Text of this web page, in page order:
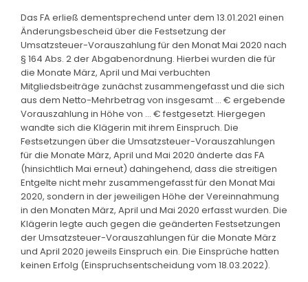
Das FA erließ dementsprechend unter dem 13.01.2021 einen
Änderungsbescheid über die Festsetzung der
Umsatzsteuer-Vorauszahlung für den Monat Mai 2020 nach
§ 164 Abs. 2 der Abgabenordnung. Hierbei wurden die für
die Monate März, April und Mai verbuchten
Mitgliedsbeiträge zunächst zusammengefasst und die sich
aus dem Netto-Mehrbetrag von insgesamt ... € ergebende
Vorauszahlung in Höhe von ... € festgesetzt. Hiergegen
wandte sich die Klägerin mit ihrem Einspruch. Die
Festsetzungen über die Umsatzsteuer-Vorauszahlungen
für die Monate März, April und Mai 2020 änderte das FA
(hinsichtlich Mai erneut) dahingehend, dass die streitigen
Entgelte nicht mehr zusammengefasst für den Monat Mai
2020, sondern in der jeweiligen Höhe der Vereinnahmung
in den Monaten März, April und Mai 2020 erfasst wurden. Die
Klägerin legte auch gegen die geänderten Festsetzungen
der Umsatzsteuer-Vorauszahlungen für die Monate März
und April 2020 jeweils Einspruch ein. Die Einsprüche hatten
keinen Erfolg (Einspruchsentscheidung vom 18.03.2022).